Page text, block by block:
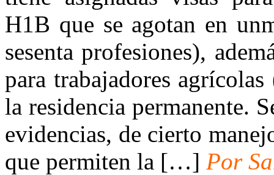
H1B que se agotan en
sesenta profesiones),
para trabajadores
la residencia permanente.
evidencias, de cierto
que permiten la […] Por